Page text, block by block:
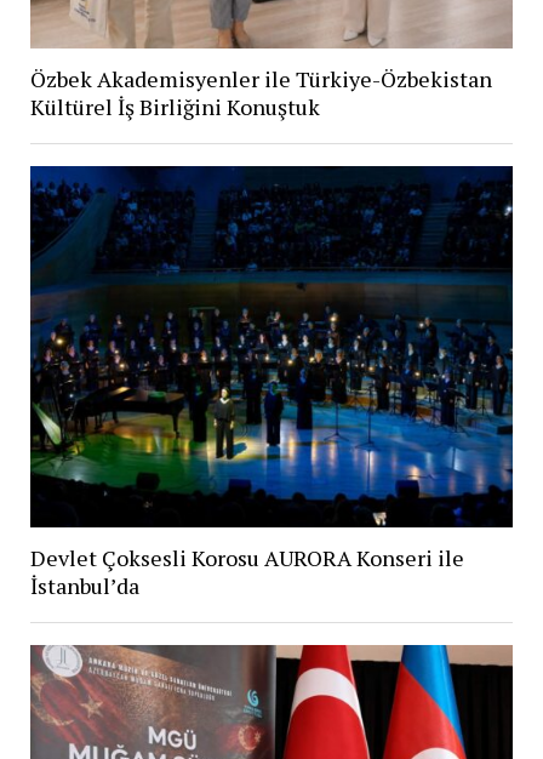
Özbek Akademisyenler ile Türkiye-Özbekistan
Kültürel İş Birliğini Konuştuk
Devlet Çoksesli Korosu AURORA Konseri ile
İstanbul’da